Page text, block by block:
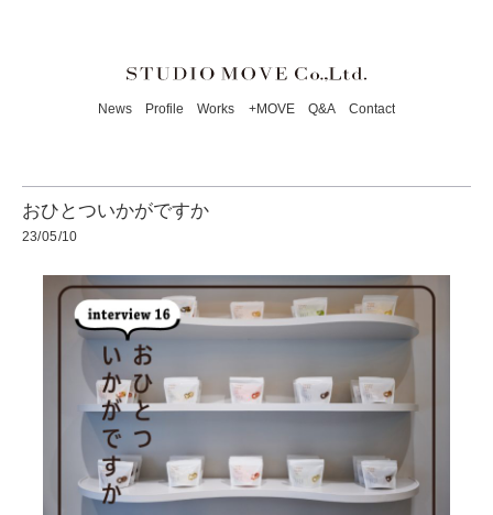
News Profile Works +MOVE Q&A Contact
おひとついかがですか
23/05/10